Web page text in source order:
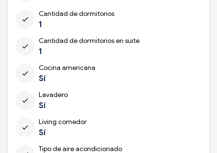
check
Cantidad de dormitorios
1
check
Cantidad de dormitorios en suite
1
check
Cocina americana
Sí
check
Lavadero
Sí
check
Living comedor
Sí
Tipo de aire acondicionado